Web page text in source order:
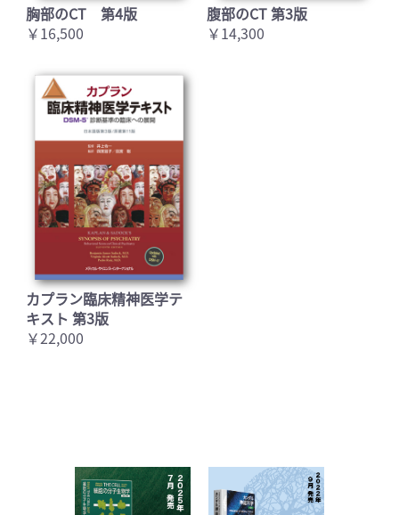
胸部のCT 第4版
￥16,500
腹部のCT 第3版
￥14,300
カプラン臨床精神医学テ
キスト 第3版
￥22,000